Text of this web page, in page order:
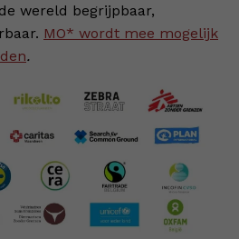
wereld begrijpbaar,
MO* wordt mee mogelijk
.